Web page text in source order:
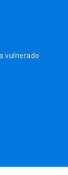
vulnerado